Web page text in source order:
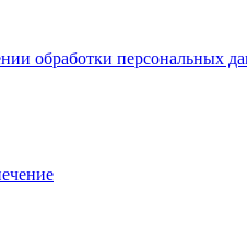
обработки персональных